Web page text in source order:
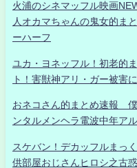
火浦のシネマッフル映画
人オカマちゃんの鬼女的ま
ーハーフ
ユカ・ヨネッフル！初老的
ト！害獣神アリ・ガー被害
おネコさん的まとめ速報
ンタルメンヘラ電波中年ア
スケバン！デカッフルまっ
供部屋おじさんヒロシ之古